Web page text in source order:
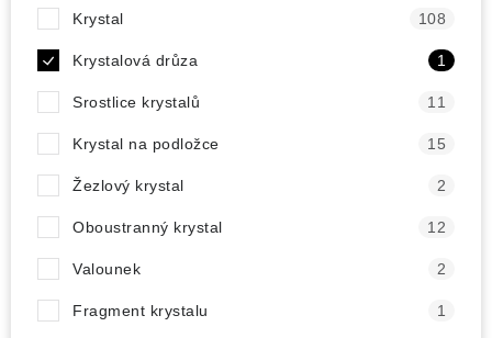
NÁŠ PŘÍBĚH
VIDEOGALERIE
MISTROVSKÉ KRYSTALY
Ochrana osobních údajů
Krystal 108
Krystalová drůza 1
Srostlice krystalů 11
Krystal na podložce 15
Žezlový krystal 2
Oboustranný krystal 12
Valounek 2
Fragment krystalu 1